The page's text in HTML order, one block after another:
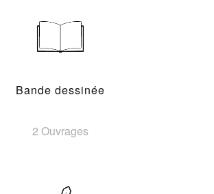
Bande dessinée
2 Ouvrages